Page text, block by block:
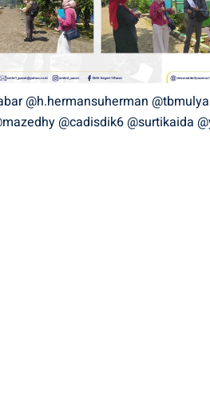
@h.hermansuherman
@cadisdik6 @surtikaida